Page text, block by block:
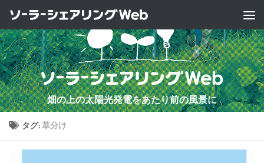
コンテンツへスキップ
畑の上の太陽光発電をあたり前の風景に
タグ:草分け